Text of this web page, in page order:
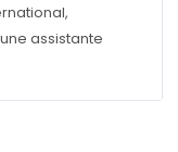
assistante